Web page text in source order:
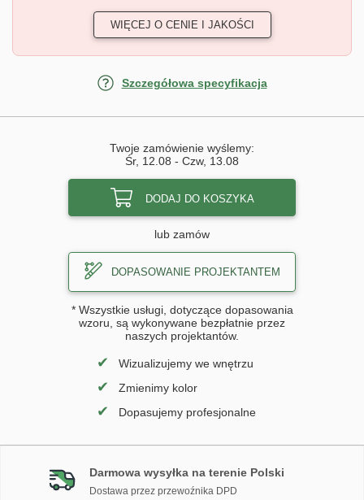
WIĘCEJ O CENIE I JAKOŚCI
Szczegółowa specyfikacja
Twoje zamówienie wyślemy:
Śr, 12.08 - Czw, 13.08
DODAJ DO KOSZYKA
lub zamów
DOPASOWANIE PROJEKTANTEM
* Wszystkie usługi, dotyczące dopasowania
wzoru, są wykonywane bezpłatnie przez
naszych projektantów.
✔ Wizualizujemy we wnętrzu
✔ Zmienimy kolor
✔ Dopasujemy profesjonalne
Darmowa wysyłka na terenie Polski
Dostawa przez przewoźnika DPD